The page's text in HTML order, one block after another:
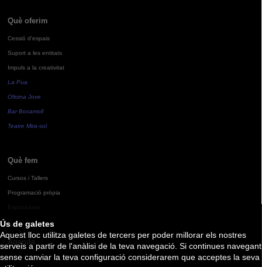
Ús de galetes
Aquest lloc utilitza galetes de tercers per poder millorar els nostres
serveis a partir de l'anàlisi de la teva navegació. Si continues navegant
sense canviar la teva configuració considerarem que acceptes la seva
Què oferim
Cessió d'espais
Suport a les entitats
Impuls a la creativitat
La Pua
Oficina Jove
Bar Bocamoll
Teatre Mira-sol
Què fem
Cursos i Tallers
Programació pròpia
Agenda